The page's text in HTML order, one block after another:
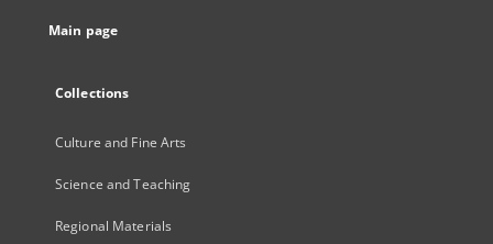
Main page
Collections
Culture and Fine Arts
Science and Teaching
Regional Materials